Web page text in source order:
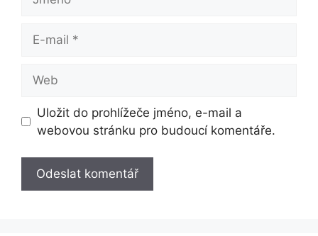
mail
Uložit do prohlížeče jméno, e-mail a
webovou stránku pro budoucí komentáře.